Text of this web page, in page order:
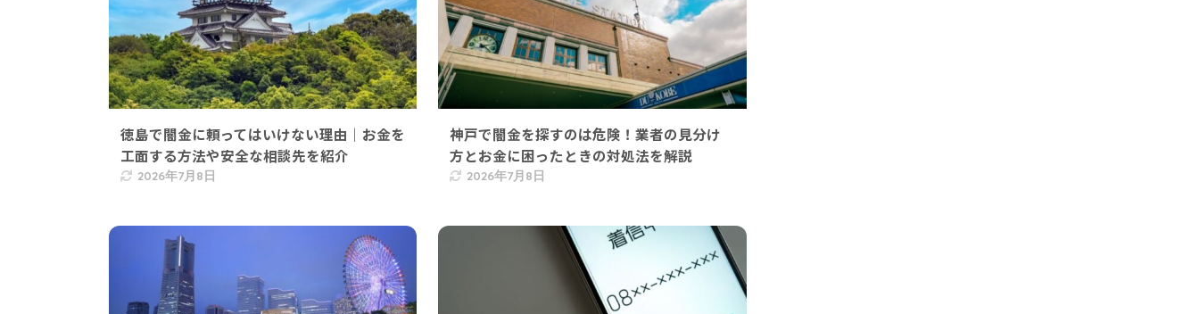
徳島で闇金に頼ってはいけない理由｜お金を
工面する方法や安全な相談先を紹介
2026年7月8日
神戸で闇金を探すのは危険！業者の見分け
方とお金に困ったときの対処法を解説
2026年7月8日